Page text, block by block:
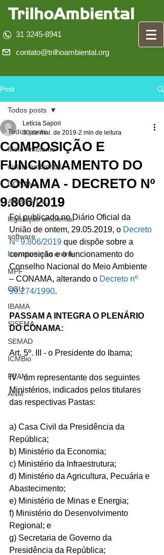
31 3245-8941
contato@trilhoambiental.org
Post
Todos posts
Meio Ambiente
direito ambiental
CONAMA
AMBIENTAL
legislação ambiental
software
licenciamento online
MPF
CGU
IBAMA
SISEMA
SEMAD
ICMBio
FEAM
ANM
Todos posts
COMPOSIÇÃO E
FUNCIONAMENTO DO
CONAMA - DECRETO Nº
9.806/2019
Letícia Sapori
30 de mai. de 2019 2 min de leitura
Foi publicado no Diário Oficial da
União de ontem, 29.05.2019, o Decreto
Nº 9.806/2019 que dispõe sobre a
composição e o funcionamento do
Conselho Nacional do Meio Ambiente
– CONAMA, alterando o Decreto nº
99.274/1990.
PASSAM A INTEGRA O PLENÁRIO
DO CONAMA:
Art. 5º. III - o Presidente do Ibama;
IV - um representante dos seguintes
Ministérios, indicados pelos titulares
das respectivas Pastas:
a) Casa Civil da Presidência da
República;
b) Ministério da Economia;
c) Ministério da Infraestrutura;
d) Ministério da Agricultura, Pecuária e
Abastecimento;
e) Ministério de Minas e Energia;
f) Ministério do Desenvolvimento
Regional; e
g) Secretaria de Governo da
Presidência da República;